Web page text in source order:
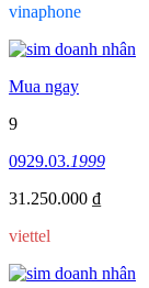
vinaphone
Mua ngay
9
0929.03.1999
31.250.000 ₫
viettel